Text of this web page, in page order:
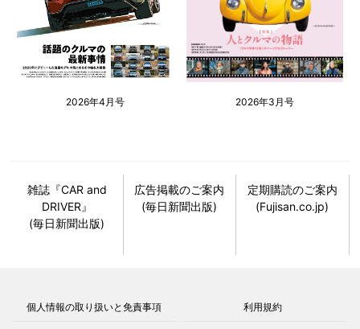
2026年4月号 2026年3月号
雑誌『CAR and
DRIVER』
(毎日新聞出版)
広告掲載のご案内
(毎日新聞出版)
定期購読のご案内
(Fujisan.co.jp)
個人情報の取り扱いと免責事項 利用規約